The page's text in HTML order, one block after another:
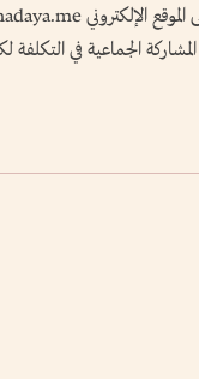
المشاركة الجماعية في